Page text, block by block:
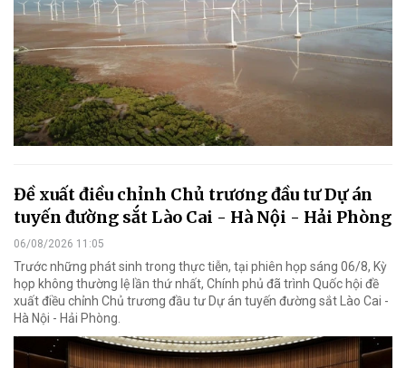
Đề xuất điều chỉnh Chủ trương đầu tư Dự án
tuyến đường sắt Lào Cai - Hà Nội - Hải Phòng
06/08/2026 11:05
Trước những phát sinh trong thực tiễn, tại phiên họp sáng 06/8, Kỳ
họp không thường lệ lần thứ nhất, Chính phủ đã trình Quốc hội đề
xuất điều chỉnh Chủ trương đầu tư Dự án tuyến đường sắt Lào Cai -
Hà Nội - Hải Phòng.